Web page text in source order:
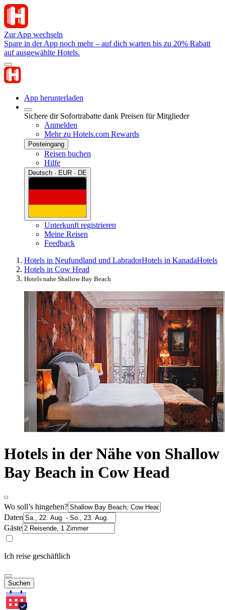
Zur App wechseln
Spare in der App noch mehr – auf dich warten bis zu 20% Rabatt
auf ausgewählte Hotels.
App herunterladen
Sichere dir Sofortrabatte dank Preisen für Mitglieder
Anmelden
Mehr zu Hotels.com Rewards
Posteingang
Reisen buchen
Hilfe
Deutsch · EUR · DE
Unterkunft registrieren
Meine Reisen
Feedback
Hotels in Neufundland und LabradorHotels in KanadaHotels
Hotels in Cow Head
Hotels nahe Shallow Bay Beach
Hotels in der Nähe von Shallow
Bay Beach in Cow Head
Wo soll’s hingehen?
Daten
Gäste
Ich reise geschäftlich
Suchen